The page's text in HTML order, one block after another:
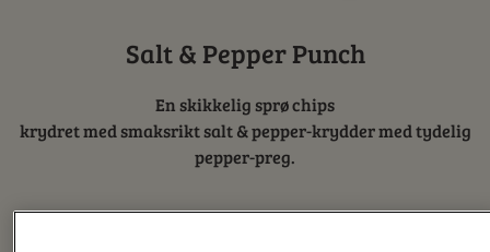
Salt & Pepper Punch
En skikkelig sprø chips
krydret med smaksrikt salt & pepper-krydder med tydelig
pepper-preg.